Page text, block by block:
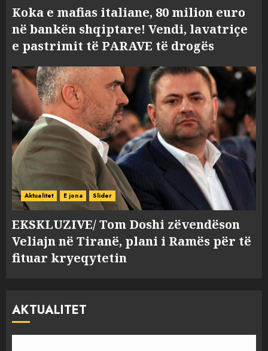
Koka e mafias italiane, 80 milion euro
në bankën shqiptare! Vendi, lavatriçe
e pastrimit të PARAVE të drogës
Aktualitet E jona Slider
EKSKLUZIVE/ Tom Doshi zëvendëson
Veliajn në Tiranë, plani i Ramës për të
fituar kryeqytetin
AKTUALITET